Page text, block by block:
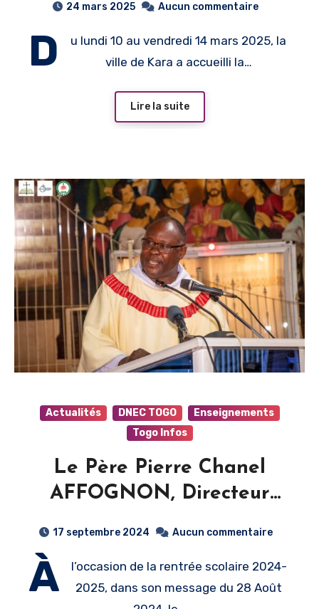
24 mars 2025 Aucun commentaire
D
u lundi 10 au vendredi 14 mars 2025, la
ville de Kara a accueilli la…
Lire la suite
Actualités DNEC TOGO
Enseignements
Togo Infos
Le Père Pierre Chanel
AFFOGNON, Directeur
au Togo lance un appel
pour une éducation
17 septembre 2024 Aucun commentaire
À
l’occasion de la rentrée scolaire 2024-
2025, dans son message du 28 Août